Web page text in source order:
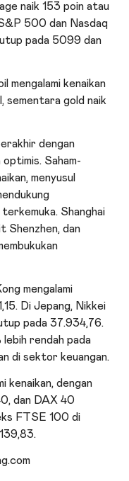
naik 153 poin atau
500 dan Nasdaq
pada 5099 dan
mengalami kenaikan
sementaragold naik
dengan
optimis. Saham-
menyusul
Shanghai
Shenzhen, dan
mengalami
Di Jepang, Nikkei
pada 37.934,76.
rendah pada
di sektor keuangan.
kenaikan, dengan
, dan DAX 40
FTSE 100 di